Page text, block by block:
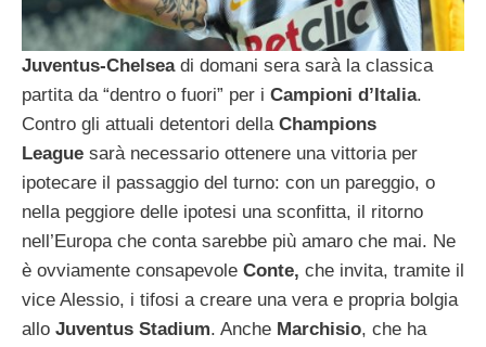
Juventus-Chelseadi domani sera sarà la classica
partita da “dentro o fuori” per i Campioni d’Italia.
Contro gli attuali detentori della Champions
League sarà necessario ottenere una vittoria per
ipotecare il passaggio del turno: con un pareggio, o
nella peggiore delle ipotesi una sconfitta, il ritorno
nell’Europa che conta sarebbe più amaro che mai. Ne
è ovviamente consapevole Conte, che invita, tramite il
vice Alessio, i tifosi a creare una vera e propria bolgia
allo Juventus Stadium. Anche Marchisio, che ha